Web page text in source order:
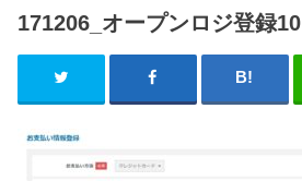
171206_オープンロジ登録10